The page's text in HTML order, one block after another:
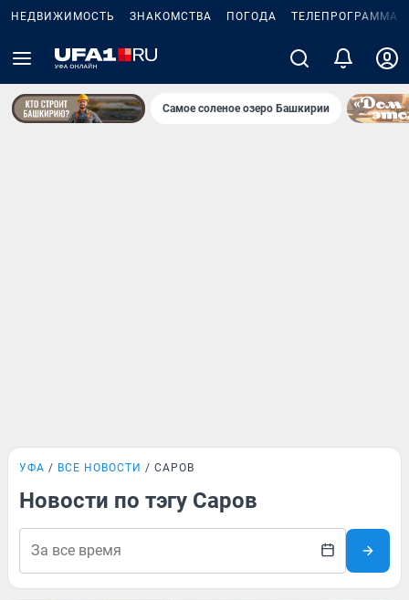
НЕДВИЖИМОСТЬ ЗНАКОМСТВА ПОГОДА ТЕЛЕПРОГРАММА
Самое соленое озеро Башкирии
УФА ВСЕ НОВОСТИ САРОВ
Новости по тэгу Саров